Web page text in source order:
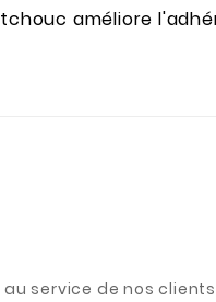
améliore
au service de nos